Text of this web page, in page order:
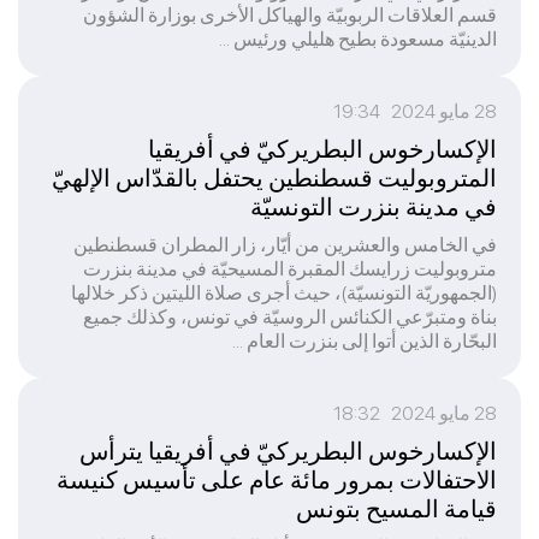
قسم العلاقات الربوبيّة والهياكل الأخرى بوزارة الشؤون
الدينيّة مسعودة بطيح هليلي ورئيس ...
28 مايو 2024 19:34
الإكسارخوس البطريركيّ في أفريقيا
المتروبوليت قسطنطين يحتفل بالقدّاس الإلهيّ
في مدينة بنزرت التونسيّة
في الخامس والعشرين من أيّار، زار المطران قسطنطين
متروبوليت زرايسك المقبرة المسيحيّة في مدينة بنزرت
(الجمهوريّة التونسيّة)، حيث أجرى صلاة الليتين ذكر خلالها
بناة ومتبرّعي الكنائس الروسيّة في تونس، وكذلك جميع
البحّارة الذين أتوا إلى بنزرت العام ...
28 مايو 2024 18:32
الإكسارخوس البطريركيّ في أفريقيا يترأس
الاحتفالات بمرور مائة عام على تأسيس كنيسة
قيامة المسيح بتونس